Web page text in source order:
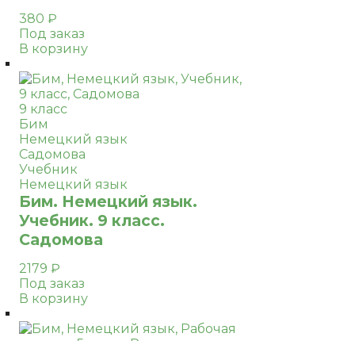
380 ₽
Под заказ
В корзину
9 класс
Бим
Немецкий язык
Садомова
Учебник
Немецкий язык
Бим. Немецкий язык.
Учебник. 9 класс.
Садомова
2179 ₽
Под заказ
В корзину